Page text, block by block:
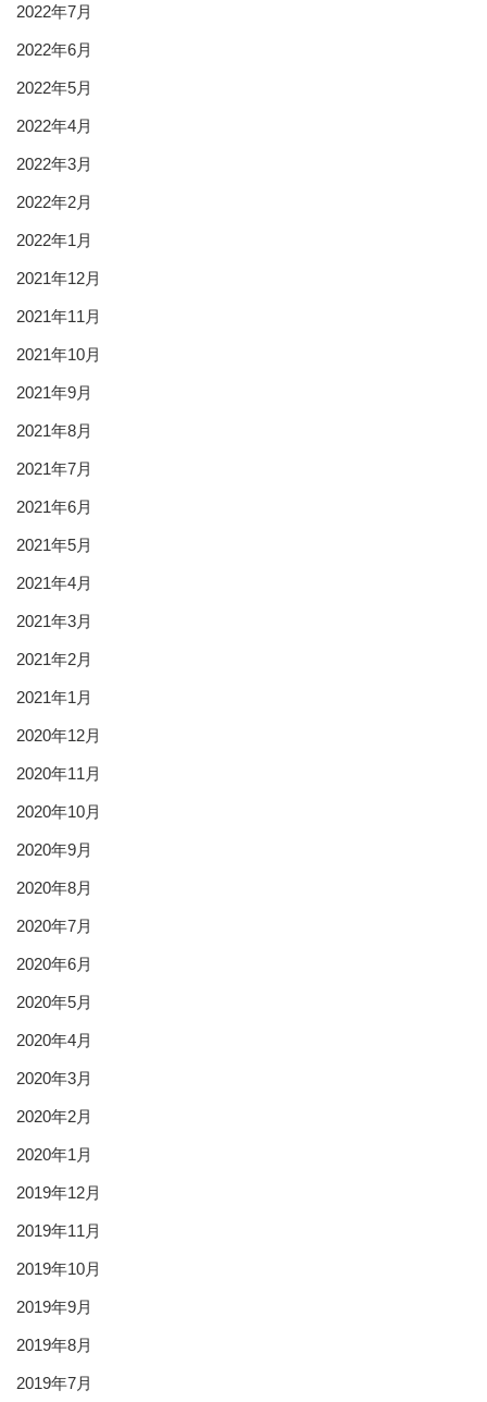
2022年7月
2022年6月
2022年5月
2022年4月
2022年3月
2022年2月
2022年1月
2021年12月
2021年11月
2021年10月
2021年9月
2021年8月
2021年7月
2021年6月
2021年5月
2021年4月
2021年3月
2021年2月
2021年1月
2020年12月
2020年11月
2020年10月
2020年9月
2020年8月
2020年7月
2020年6月
2020年5月
2020年4月
2020年3月
2020年2月
2020年1月
2019年12月
2019年11月
2019年10月
2019年9月
2019年8月
2019年7月